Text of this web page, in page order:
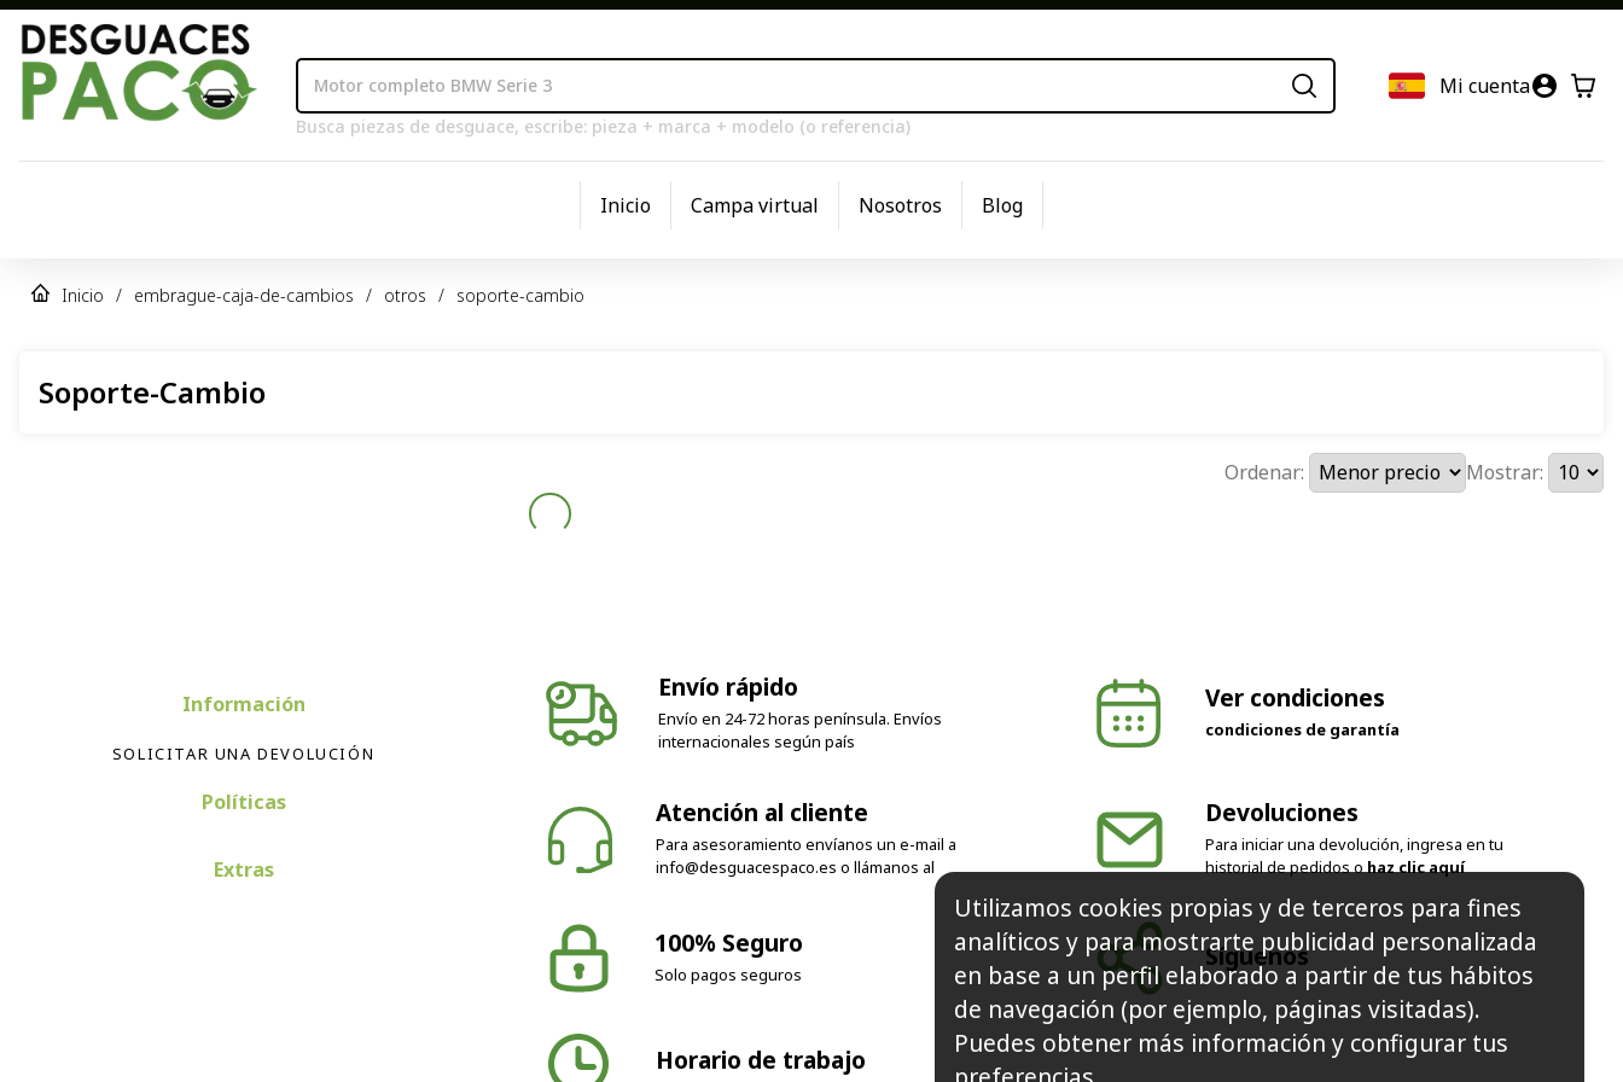
Busca piezas de desguace, escribe: pieza + marca + modelo (o referencia)
Mi cuenta
Inicio Campa virtual Nosotros Blog
Inicio / embrague-caja-de-cambios / otros / soporte-cambio
Soporte-Cambio
Ordenar: Mostrar:
Información
SOLICITAR UNA DEVOLUCIÓN
Políticas
Extras
Envío rápido
Envío en 24-72 horas península. Envíos
internacionales según país
Ver condiciones
condiciones de garantía
Atención al cliente
Para asesoramiento envíanos un e-mail a
info@desguacespaco.es o llámanos al
Devoluciones
Para iniciar una devolución, ingresa en tu
historial de pedidos ohaz clic aquí
100% Seguro
Solo pagos seguros
Síguenos
Horario de trabajo
Utilizamos cookies propias y de terceros para fines
analíticos y para mostrarte publicidad personalizada
en base a un perfil elaborado a partir de tus hábitos
de navegación (por ejemplo, páginas visitadas).
Puedes obtener más información y configurar tus